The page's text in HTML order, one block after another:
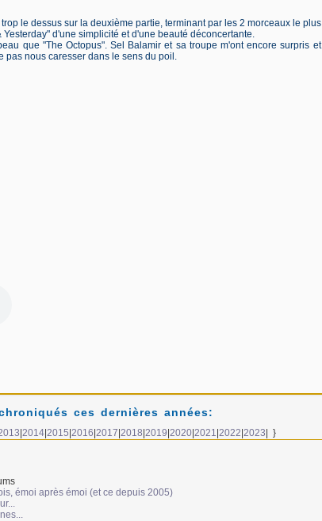
le dessus sur la deuxième partie, terminant par les 2 morceaux le plus
d'une simplicité et d'une beauté déconcertante.
que "The Octopus". Sel Balamir et sa troupe m'ont encore surpris et
pas nous caresser dans le sens du poil.
ces dernières années:
|2014|2015|2016|2017|2018|2019|2020|2021|2022|2023| }
émoi après émoi (et ce depuis 2005)